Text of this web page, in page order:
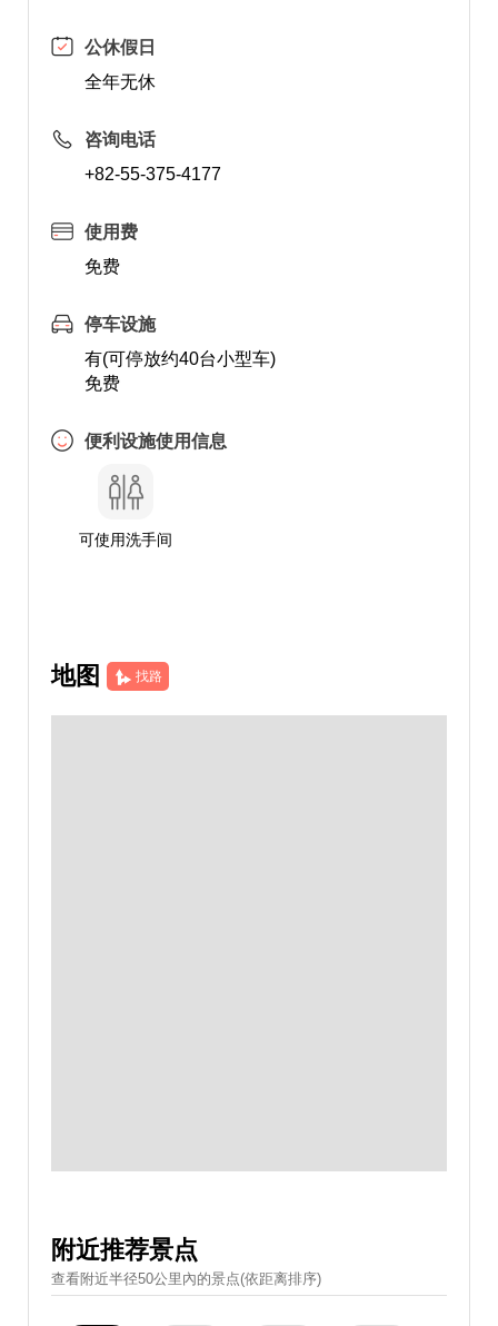
公休假日
全年无休
咨询电话
+82-55-375-4177
使用费
免费
停车设施
有(可停放约40台小型车)
免费
便利设施使用信息
可使用洗手间
地图 找路
附近推荐景点
查看附近半径50公里內的景点(依距离排序)